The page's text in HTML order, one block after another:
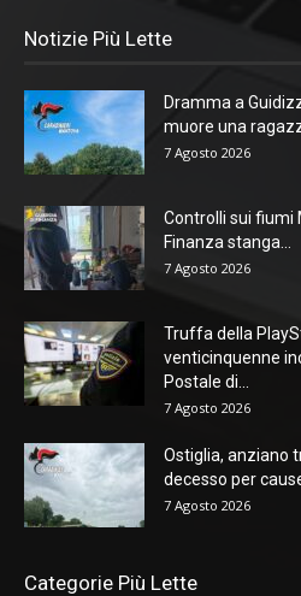
Notizie Più Lette
Dramma a
muore una
7 Agosto 2026
Controlli sui fiumi
Finanza stanga...
7 Agosto 2026
Truffa della
venticinquenne
Postale di...
7 Agosto 2026
Ostiglia, anziano
decesso per
7 Agosto 2026
Categorie Più Lette